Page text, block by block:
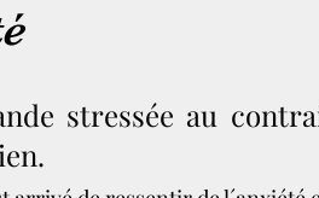
stressée au